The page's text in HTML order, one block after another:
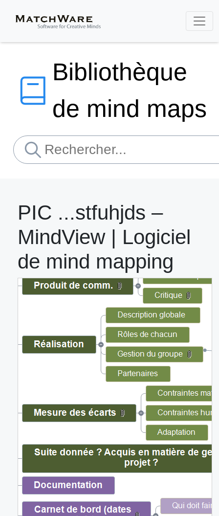
Bibliothèque
de mind maps
PIC ...stfuhjds –
MindView | Logiciel
de mind mapping